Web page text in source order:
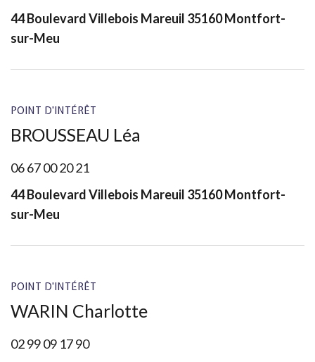
44 Boulevard Villebois Mareuil 35160 Montfort-
sur-Meu
POINT D'INTÉRÊT
BROUSSEAU Léa
06 67 00 20 21
44 Boulevard Villebois Mareuil 35160 Montfort-
sur-Meu
POINT D'INTÉRÊT
WARIN Charlotte
02 99 09 17 90